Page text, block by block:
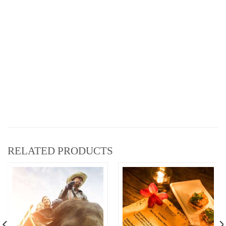
RELATED PRODUCTS